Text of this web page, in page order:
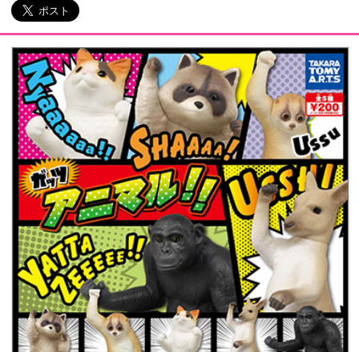
プレスリリース よくあるご質問
ビジネスのお客様
閉じる